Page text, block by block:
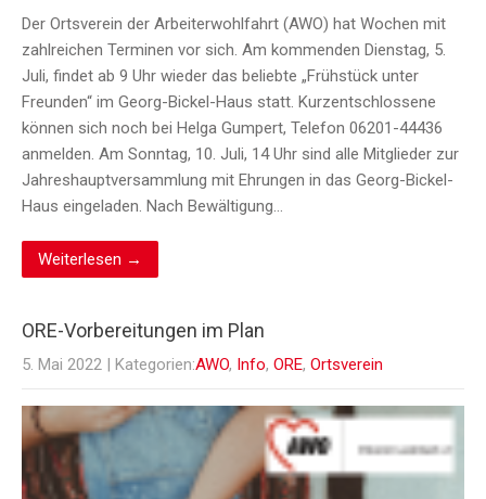
Der Ortsverein der Arbeiterwohlfahrt (AWO) hat Wochen mit
zahlreichen Terminen vor sich. Am kommenden Dienstag, 5.
Juli, findet ab 9 Uhr wieder das beliebte „Frühstück unter
Freunden“ im Georg-Bickel-Haus statt. Kurzentschlossene
können sich noch bei Helga Gumpert, Telefon 06201-44436
anmelden. Am Sonntag, 10. Juli, 14 Uhr sind alle Mitglieder zur
Jahreshauptversammlung mit Ehrungen in das Georg-Bickel-
Haus eingeladen. Nach Bewältigung…
Weiterlesen →
ORE-Vorbereitungen im Plan
5. Mai 2022 | Kategorien:AWO, Info, ORE, Ortsverein